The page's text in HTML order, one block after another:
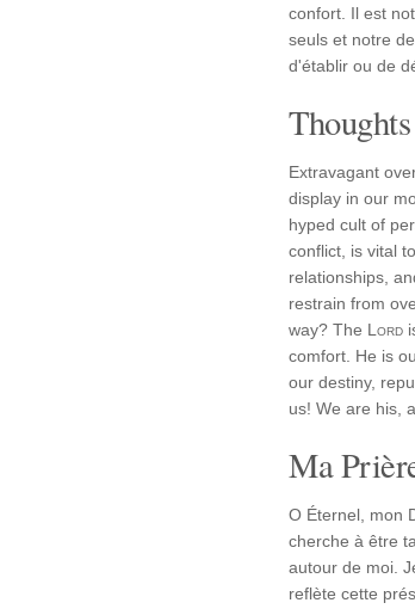
confort. Il est
seuls et notre
d'établir ou de
Extravagant
display in our
hyped cult of
conflict, is vital
relationships,
restrain from
way? The Lord
comfort. He is
our destiny,
us! We are his,
Ma
O Éternel, mon
cherche à être
autour de moi.
reflète cette